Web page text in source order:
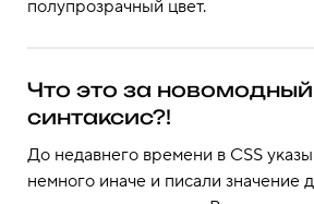
полупрозрачный цвет.
Что это за новомодный
синтаксис?!
До недавнего времени в CSS
немного иначе и писали значение